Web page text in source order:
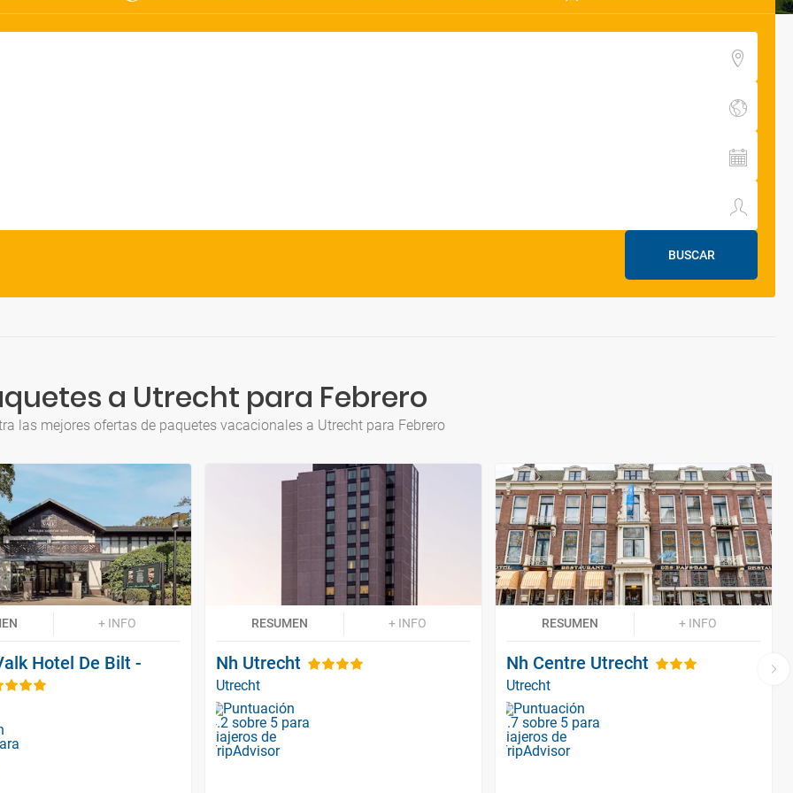
BUSCAR
a Utrecht para Febrero
las mejores ofertas de paquetes vacacionales a Utrecht para Febrero
+ INFO
Hotel De Bilt -
RESUMEN + INFO
Nh Utrecht
Utrecht
RESUMEN + INFO
Nh Centre Utrecht
Utrecht